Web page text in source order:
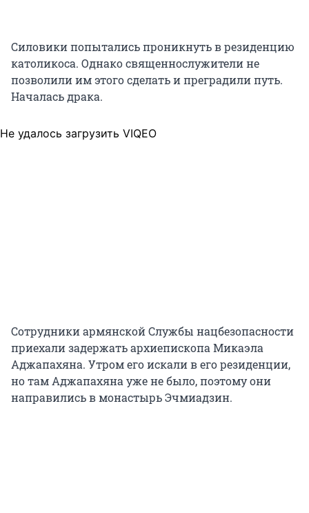
Силовики попытались проникнуть в резиденцию
католикоса. Однако священнослужители не
позволили им этого сделать и преградили путь.
Началась драка.
Не удалось загрузить VIQEO
Сотрудники армянской Службы нацбезопасности
приехали задержать архиепископа Микаэла
Аджапахяна. Утром его искали в его резиденции,
но там Аджапахяна уже не было, поэтому они
направились в монастырь Эчмиадзин.